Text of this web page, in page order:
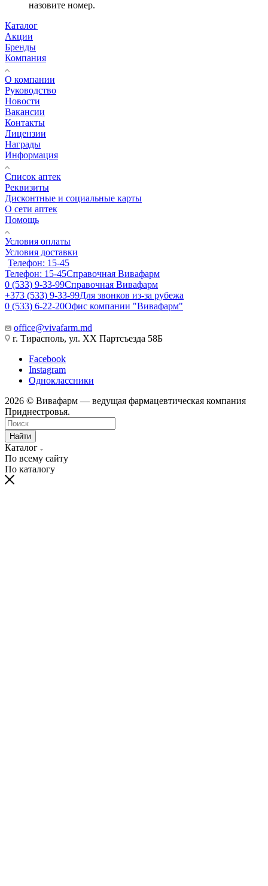
назовите номер.
Каталог
Акции
Бренды
Компания
О компании
Руководство
Новости
Вакансии
Контакты
Лицензии
Награды
Информация
Список аптек
Реквизиты
Дисконтные и социальные карты
О сети аптек
Помощь
Условия оплаты
Условия доставки
Телефон: 15-45
Телефон: 15-45Справочная Вивафарм
0 (533) 9-33-99Справочная Вивафарм
+373 (533) 9-33-99Для звонков из-за рубежа
0 (533) 6-22-20Офис компании "Вивафарм"
office@vivafarm.md
г. Тирасполь, ул. ХХ Партсъезда 58Б
Facebook
Instagram
Одноклассники
2026 © Вивафарм — ведущая фармацевтическая компания
Приднестровья.
Найти
Каталог
По всему сайту
По каталогу